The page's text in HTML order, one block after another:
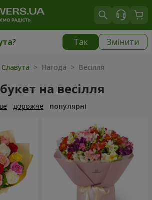
? Так Змінити
|
Славута > Нагода > Весілля
на весілля
дорожче популярні